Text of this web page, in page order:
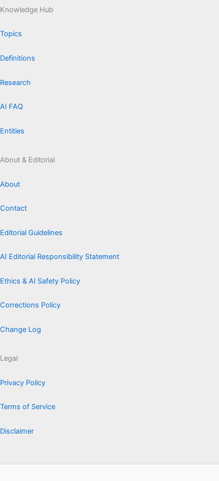
Knowledge Hub
Topics
Definitions
Research
AI FAQ
Entities
About & Editorial
About
Contact
Editorial Guidelines
AI Editorial Responsibility Statement
Ethics & AI Safety Policy
Corrections Policy
Change Log
Legal
Privacy Policy
Terms of Service
Disclaimer